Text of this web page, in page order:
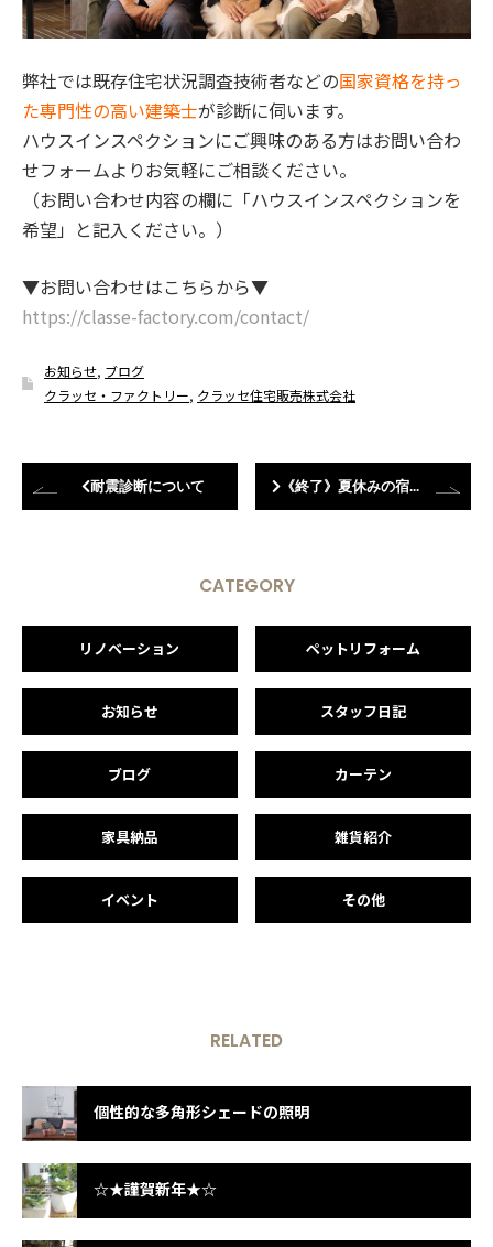
弊社では既存住宅状況調査技術者などの国家資格を持っ
た専門性の高い建築士が診断に伺います。
ハウスインスペクションにご興味のある方はお問い合わ
せフォームよりお気軽にご相談ください。
（お問い合わせ内容の欄に「ハウスインスペクションを
希望」と記入ください。）
▼お問い合わせはこちらから▼
https://classe-factory.com/contact/
お知らせ, ブログ
クラッセ・ファクトリー, クラッセ住宅販売株式会社
耐震診断について 《終了》夏休みの宿題はこれで決まり！第2回木工クラフトフェア【イベント情報】
CATEGORY
リノベーション ペットリフォーム
お知らせ スタッフ日記
ブログ カーテン
家具納品 雑貨紹介
イベント その他
RELATED
個性的な多角形シェードの照明
☆★謹賀新年★☆